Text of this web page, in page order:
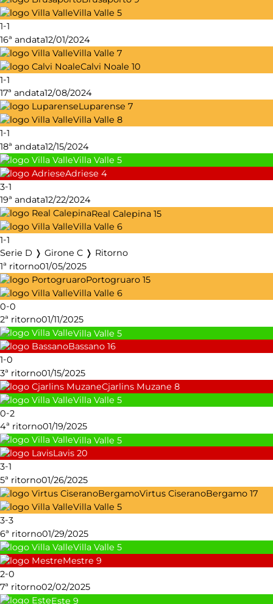
Villa Valle 5
1-1
16ª andata12/01/2024
Villa Valle 7
Calvi Noale 10
1-1
17ª andata12/08/2024
Luparense 7
Villa Valle 8
1-1
18ª andata12/15/2024
Villa Valle 5
Adriese 4
3-1
19ª andata12/22/2024
Real Calepina 15
Villa Valle 6
1-1
Serie D ❭ Girone C ❭ Ritorno
1ª ritorno01/05/2025
Portogruaro 15
Villa Valle 6
0-0
2ª ritorno01/11/2025
Villa Valle 5
Bassano 16
1-0
3ª ritorno01/15/2025
Cjarlins Muzane 8
Villa Valle 5
0-2
4ª ritorno01/19/2025
Villa Valle 5
Lavis 20
3-1
5ª ritorno01/26/2025
Virtus CiseranoBergamo 17
Villa Valle 5
3-3
6ª ritorno01/29/2025
Villa Valle 5
Mestre 9
2-0
7ª ritorno02/02/2025
Este 9